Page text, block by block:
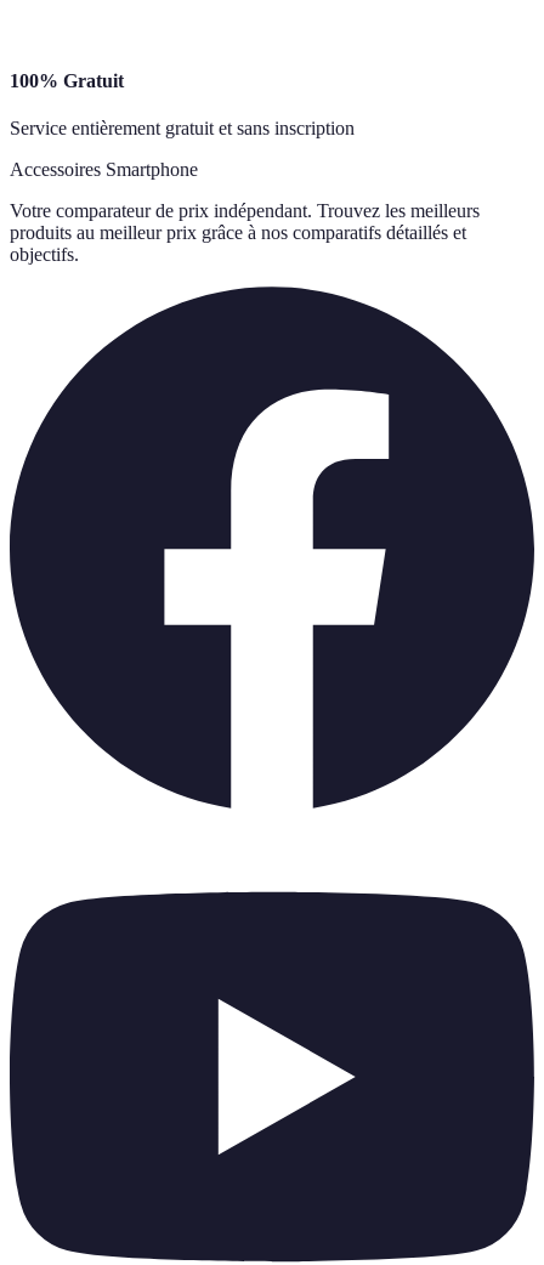
100% Gratuit
Service entièrement gratuit et sans inscription
Accessoires Smartphone
Votre comparateur de prix indépendant. Trouvez les meilleurs
produits au meilleur prix grâce à nos comparatifs détaillés et
objectifs.